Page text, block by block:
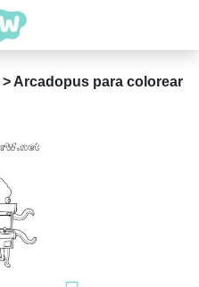
> Arcadopus para colorear